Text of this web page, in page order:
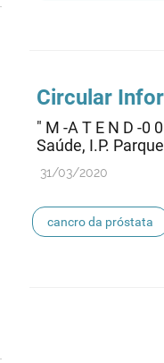
Circular
" M -A T E N D -0
Saúde, I.P.
31/03/2020
cancro da próstata